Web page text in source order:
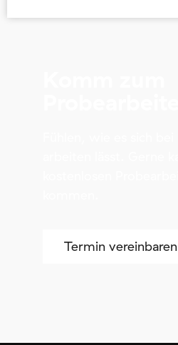
Termin vereinbaren